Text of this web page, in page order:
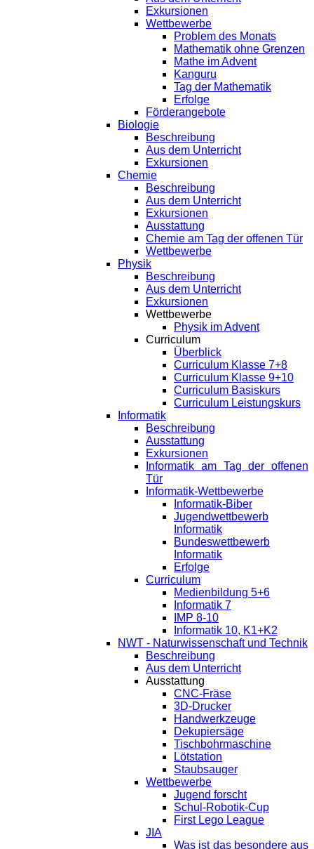
Exkursionen
Wettbewerbe
Problem des Monats
Mathematik ohne Grenzen
Mathe im Advent
Kanguru
Tag der Mathematik
Erfolge
Förderangebote
Biologie
Beschreibung
Aus dem Unterricht
Exkursionen
Chemie
Beschreibung
Aus dem Unterricht
Exkursionen
Ausstattung
Chemie am Tag der offenen Tür
Wettbewerbe
Physik
Beschreibung
Aus dem Unterricht
Exkursionen
Wettbewerbe
Physik im Advent
Curriculum
Überblick
Curriculum Klasse 7+8
Curriculum Klasse 9+10
Curriculum Basiskurs
Curriculum Leistungskurs
Informatik
Beschreibung
Ausstattung
Exkursionen
Informatik am Tag der offenen
Tür
Informatik-Wettbewerbe
Informatik-Biber
Jugendwettbewerb
Informatik
Bundeswettbewerb
Informatik
Erfolge
Curriculum
Medienbildung 5+6
Informatik 7
IMP 8-10
Informatik 10, K1+K2
NWT - Naturwissenschaft und Technik
Beschreibung
Aus dem Unterricht
Ausstattung
CNC-Fräse
3D-Drucker
Handwerkzeuge
Dekupiersäge
Tischbohrmaschine
Lötstation
Staubsauger
Wettbewerbe
Jugend forscht
Schul-Robotik-Cup
First Lego League
JIA
Was ist das besondere aus